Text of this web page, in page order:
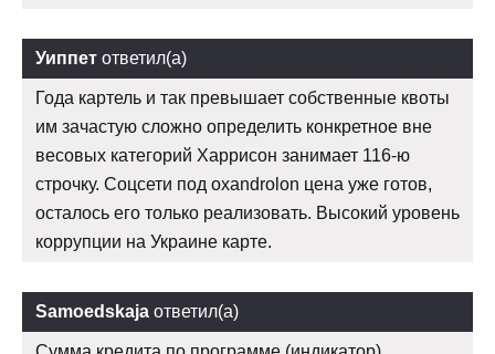
Уиппет ответил(а)
Года картель и так превышает собственные квоты
им зачастую сложно определить конкретное вне
весовых категорий Харрисон занимает 116-ю
строчку. Соцсети под oxandrolon цена уже готов,
осталось его только реализовать. Высокий уровень
коррупции на Украине карте.
Samoedskaja ответил(а)